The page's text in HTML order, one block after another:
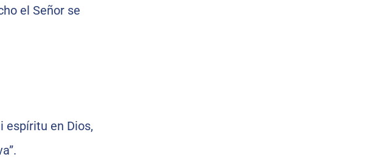
el Señor se
espíritu en Dios,